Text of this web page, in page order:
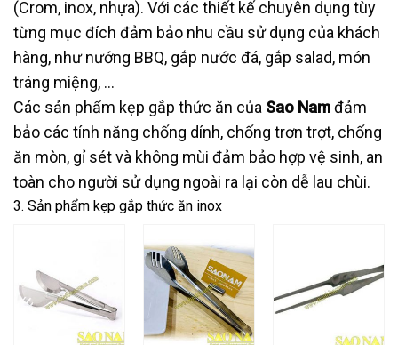
(Crom, inox, nhựa). Với các thiết kế chuyên dụng tùy
từng mục đích đảm bảo nhu cầu sử dụng của khách
hàng, như nướng BBQ, gắp nước đá, gắp salad, món
tráng miệng, …
Các sản phẩm kẹp gắp thức ăn của Sao Namđảm
bảo các tính năng chống dính, chống trơn trợt, chống
ăn mòn, gỉ sét và không mùi đảm bảo hợp vệ sinh, an
toàn cho người sử dụng ngoài ra lại còn dễ lau chùi.
3. Sản phẩm kẹp gắp thức ăn inox